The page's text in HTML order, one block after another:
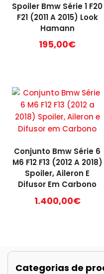
Spoiler Bmw Série 1 F20
F21 (2011 A 2015) Look
Hamann
195,00€
Conjunto Bmw Série 6
M6 F12 F13 (2012 A 2018)
Spoiler, Aileron E
Difusor Em Carbono
1.400,00€
Categorias de